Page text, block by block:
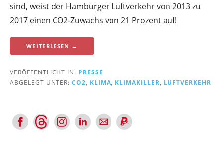
sind, weist der Hamburger Luftverkehr von 2013 zu
2017 einen CO2-Zuwachs von 21 Prozent auf!
WEITERLESEN →
VERÖFFENTLICHT IN: PRESSE
ABGELEGT UNTER: CO2 KLIMA KLIMAKILLER LUFTVERKEHR